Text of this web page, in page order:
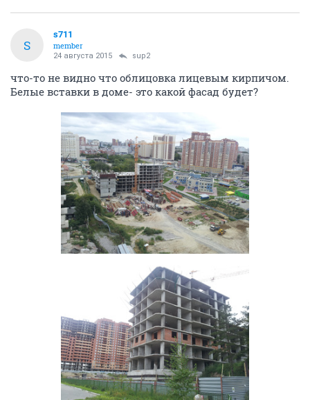
S
s711
member
24 августа 2015 sup2
что-то не видно что облицовка лицевым кирпичом.
Белые вставки в доме- это какой фасад будет?